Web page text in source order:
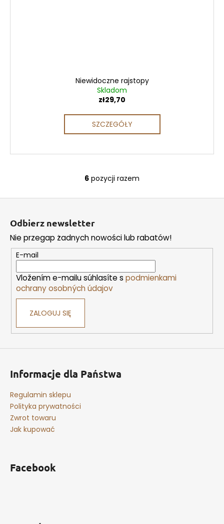
Niewidoczne rajstopy
Skladom
zł29,70
SZCZEGÓŁY
K
o
l
k
i
l
i
6 pozycji razem
Odbierz newsletter
Nie przegap żadnych nowości lub rabatów!
E-mail
Vložením e-mailu súhlasíte s podmienkami
ochrany osobných údajov
ZALOGUJ SIĘ
Informacje dla Państwa
Regulamin sklepu
Polityka prywatności
Zwrot towaru
Jak kupować
Facebook